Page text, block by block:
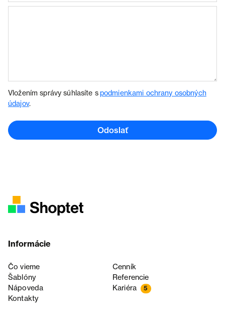
Vložením správy súhlasíte spodmienkami ochrany osobných
údajov.
Odoslať
Informácie
Čo vieme
Cenník
Šablóny
Referencie
Nápoveda
Kariéra 5
Kontakty